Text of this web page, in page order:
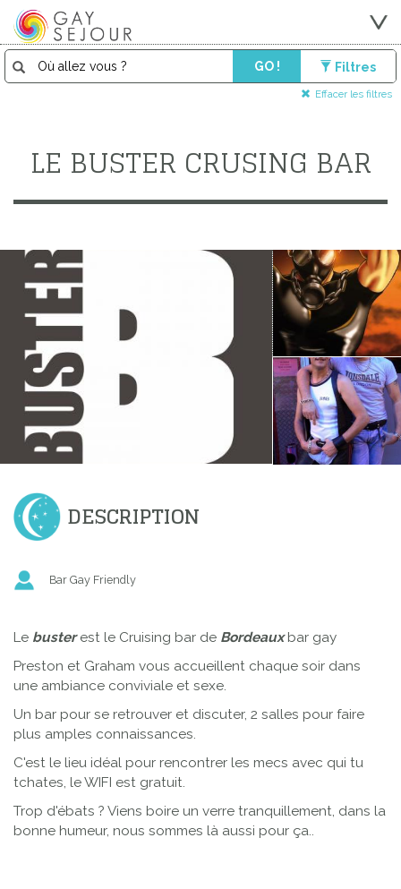
GO ! Filtres
Effacer les filtres
LE BUSTER CRUSING BAR
DESCRIPTION
Bar Gay Friendly
Le busterest le Cruising bar de Bordeauxbar gay
Preston et Graham vous accueillent chaque soir dans
une ambiance conviviale et sexe.
Un bar pour se retrouver et discuter, 2 salles pour faire
plus amples connaissances.
C'est le lieu idéal pour rencontrer les mecs avec qui tu
tchates, le WIFI est gratuit.
Trop d'ébats ? Viens boire un verre tranquillement, dans la
bonne humeur, nous sommes là aussi pour ça..